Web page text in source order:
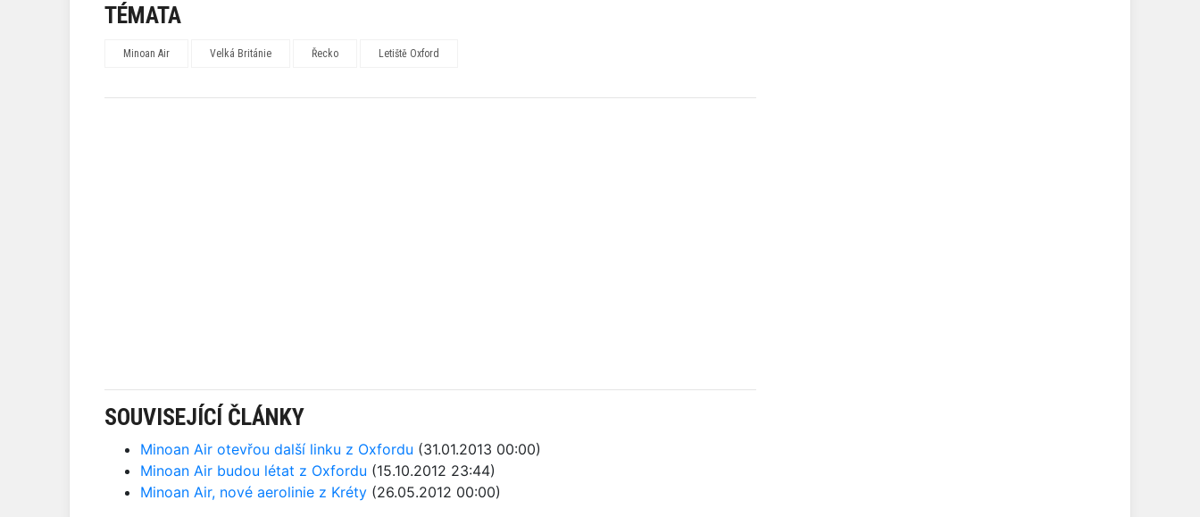
TÉMATA
Minoan Air Velká Británie Řecko Letiště Oxford
SOUVISEJÍCÍ ČLÁNKY
Minoan Air otevřou další linku z Oxfordu (31.01.2013 00:00)
Minoan Air budou létat z Oxfordu (15.10.2012 23:44)
Minoan Air, nové aerolinie z Kréty (26.05.2012 00:00)